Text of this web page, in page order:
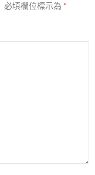
必填欄位標示為 *